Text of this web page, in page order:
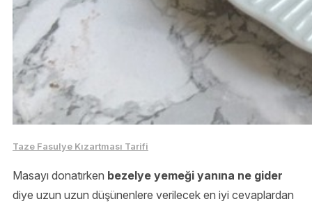
Taze Fasulye Kızartması Tarifi
Masayı donatırken bezelye yemeği yanına ne gider
diye uzun uzun düşünenlere verilecek en iyi cevaplardan